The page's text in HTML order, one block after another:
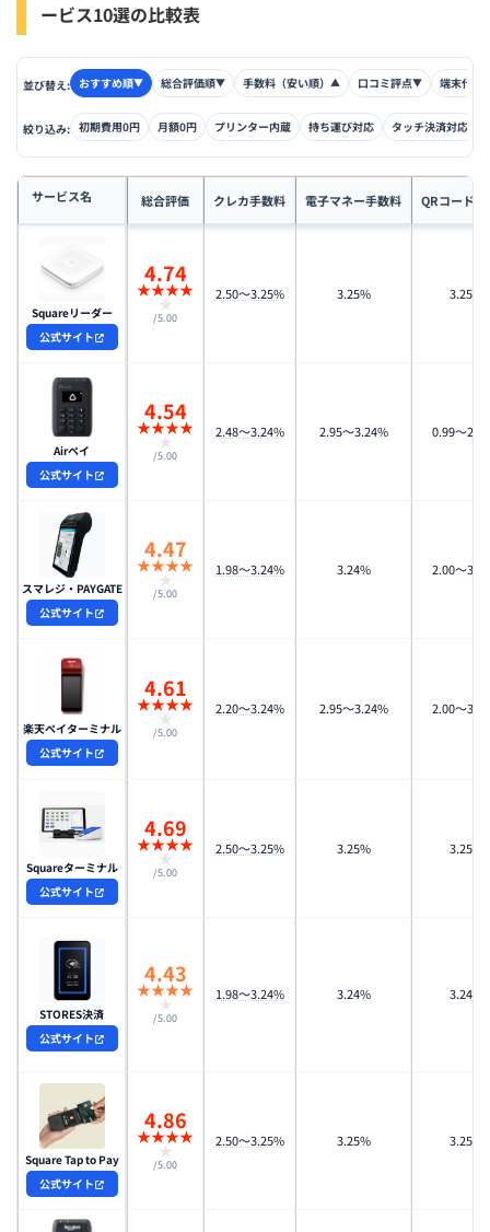
ービス10選の比較表
並び替え: おすすめ順▼ 総合評価順▼ 手数料（安い順） ▲ 口コミ評点▼ 端末代金
絞り込み: 初期費用0円 月額0円 プリンター内蔵 持ち運び対応 タッチ決済対応
サービス名 総合評価 クレカ手数料 電子マネー手数料 QRコード手
Squareリーダー
公式サイト
4.74
★★★★
★
/5.00
2.50〜3.25% 3.25% 3.25%
Airペイ
公式サイト
4.54
★★★★
★
/5.00
2.48〜3.24% 2.95〜3.24% 0.99〜
スマレジ・PAYGATE
公式サイト
4.47
★★★★
★
/5.00
1.98〜3.24% 3.24% 2.00〜
楽天ペイターミナル
公式サイト
4.61
★★★★
★
/5.00
2.20～3.24% 2.95〜3.24% 2.00〜
Squareターミナル
公式サイト
4.69
★★★★
★
/5.00
2.50〜3.25% 3.25% 3.25%
STORES決済
公式サイト
4.43
★★★★
★
/5.00
1.98〜3.24% 3.24% 3.24%
Square Tap to Pay
公式サイト
4.86
★★★★
★
/5.00
2.50〜3.25% 3.25% 3.25%